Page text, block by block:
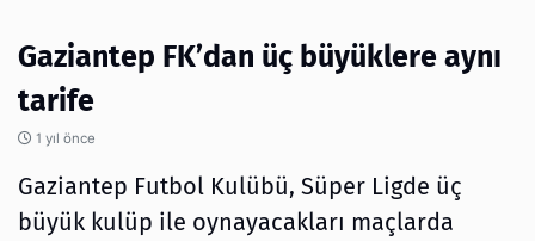
Gaziantep FK’dan üç büyüklere aynı
tarife
1 yıl önce
Gaziantep Futbol Kulübü, Süper Ligde üç
büyük kulüp ile oynayacakları maçlarda